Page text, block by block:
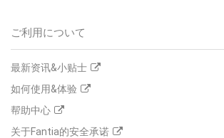
ご利用について
最新资讯&小贴士
如何使用&体验
帮助中心
关于Fantia的安全承诺